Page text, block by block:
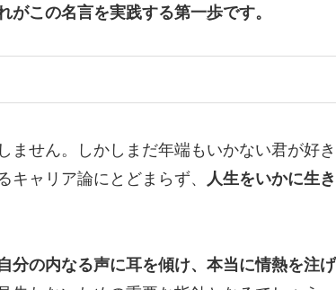
この名言を実践する第一歩です。
せん。しかしまだ年端もいかない君が好
ャリア論にとどまらず、
人生をいかに生
分の内なる声に耳を傾け、本当に情熱を注